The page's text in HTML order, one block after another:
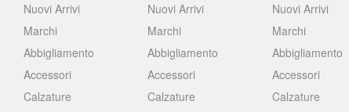
Nuovi Arrivi
Marchi
Abbigliamento
Accessori
Calzature
Nuovi Arrivi
Marchi
Abbigliamento
Accessori
Calzature
Nuovi Arrivi
Marchi
Abbigliamento
Accessori
Calzature